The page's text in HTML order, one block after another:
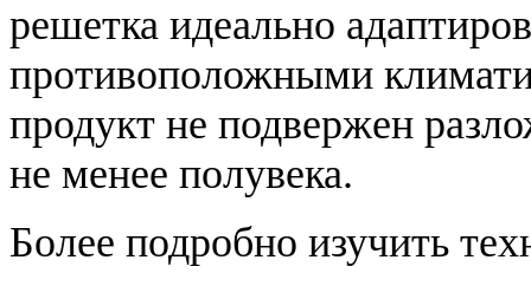
решетка идеально
противоположными
продукт не подвержен
не менее полувека.
Более подробно изучить